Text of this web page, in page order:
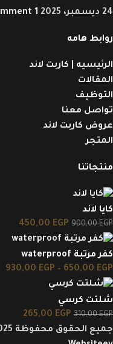
24 ديسمبر، 2025 1 Comment
روابط هامه
الرئيسيه | كاربت لاند
المقالات
التوظيف
تواصل معنا
عروض كاربت لاند
المتجر
منتجاتنا
كايا لاند
900,00EGP
450,00 EGP
كفر مرتبة waterproof
650,00 EGP
–
930,00 EGP
شلتت كرسي
310,00EGP
265,00 EGP
جميع الحقوق محفوظة CarpetLand 2025 تصميم وتطوير